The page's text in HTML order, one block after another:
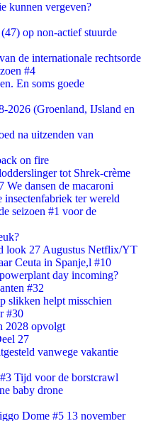
kunnen vergeven?
op non-actief stuurde
de internationale rechtsorde
#4
En soms goede
2026 (Groenland, IJsland en
na uitzenden van
on fire
tot Shrek-crème
dansen de macaroni
ter wereld
seizoen #1 voor de
look 27 Augustus Netflix/YT
Ceuta in Spanje,l #10
day incoming?
#32
slikken helpt misschien
#30
2028 opvolgt
27
vanwege vakantie
Tijd voor de borstcrawl
baby drone
Dome #5 13 november